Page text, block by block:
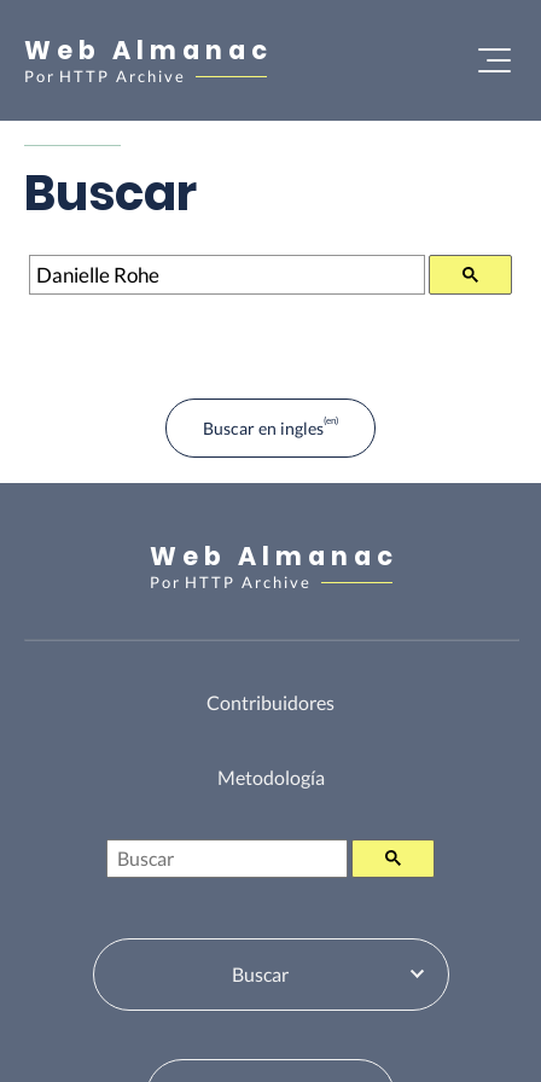
Web Almanac
Por HTTP Archive
Buscar
Buscar
Buscar en ingles
Web Almanac
Por HTTP Archive
Contribuidores
Metodología
Buscar
Selector de tabla de contenidos